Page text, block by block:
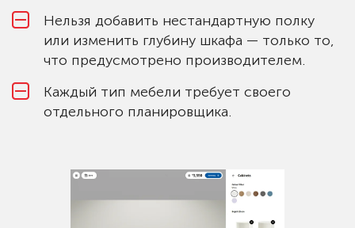
Нельзя добавить нестандартную полку
или изменить глубину шкафа — только то,
что предусмотрено производителем.
Каждый тип мебели требует своего
отдельного планировщика.